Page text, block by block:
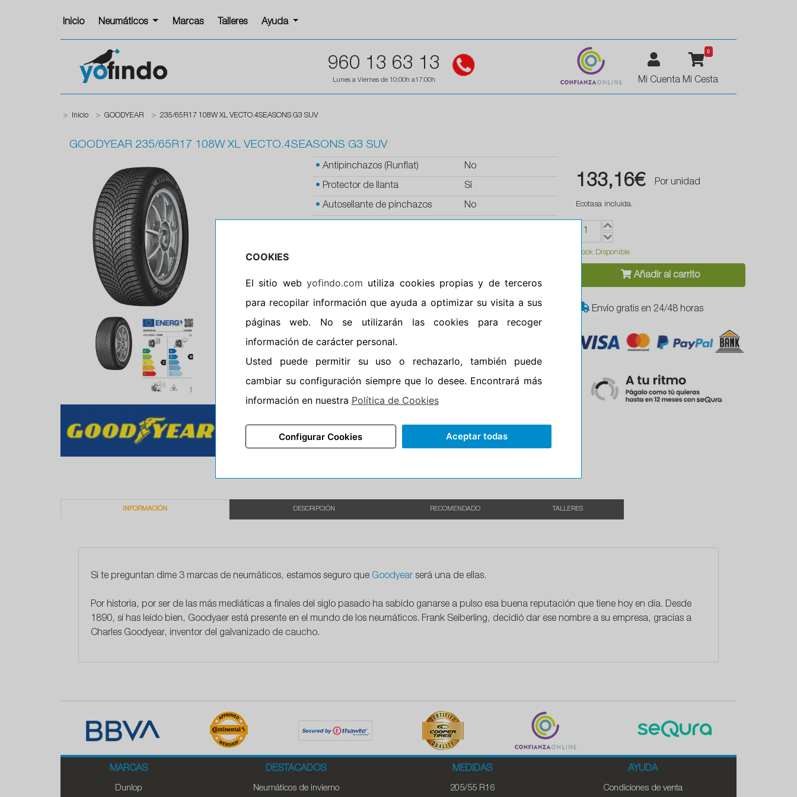
Inicio Neumáticos Marcas Talleres Ayuda
960 13 63 13
Lunes a Viernes de 10:00h a17:00h Mi Cuenta
0
Mi Cesta
> Inicio > GOODYEAR > 235/65R17 108W XL VECTO.4SEASONS G3 SUV
GOODYEAR 235/65R17 108W XL VECTO.4SEASONS G3 SUV
• Antipinchazos (Runflat) No
• Protector de llanta Si
• Autosellante de pinchazos No
•Banda blanca No
• Si
Calidad PREMIUM
•P.O.R.
•Oportunidad No
95%
Etiqueta energética
133,16€ Por unidad
Ecotasa incluida.
Stock Disponible
Añadir al carrito
Envío gratis en 24/48 horas
INFORMACIÓN DESCRIPCIÓN RECOMENDADO TALLERES
Si te preguntan dime 3 marcas de neumáticos, estamos seguro que Goodyear será una de ellas.
Por historia, por ser de las más mediáticas a finales del siglo pasado ha sabido ganarse a pulso esa buena reputación que tiene hoy en día. Desde
1890, sí has leído bien, Goodyaer está presente en el mundo de los neumáticos. Frank Seiberling, decidió dar ese nombre a su empresa, gracias a
Charles Goodyear, inventor del galvanizado de caucho.
MARCAS
Dunlop
DESTACADOS
Neumáticos de invierno
MEDIDAS
205/55 R16
AYUDA
Condiciones de venta
COOKIES
El sitio web yofindo.com utiliza cookies propias y de terceros
para recopilar información que ayuda a optimizar su visita a sus
páginas web. No se utilizarán las cookies para recoger
información de carácter personal.
Usted puede permitir su uso o rechazarlo, también puede
cambiar su configuración siempre que lo desee. Encontrará más
información en nuestra Política de Cookies
Configurar Cookies Aceptar todas